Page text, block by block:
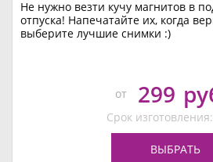
Не нужно везти кучу магнитов в
отпуска! Напечатайте их, когда
выберите лучшие снимки :)
от 299
Срок
ВЫБРАТЬ